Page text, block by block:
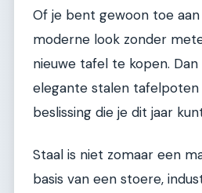
Of je bent gewoon toe aan
moderne look zonder
nieuwe tafel te kopen.
elegante stalen
beslissing die je dit jaar
Staal is niet zomaar een
basis van een stoere,